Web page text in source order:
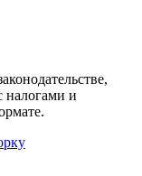
налогами и